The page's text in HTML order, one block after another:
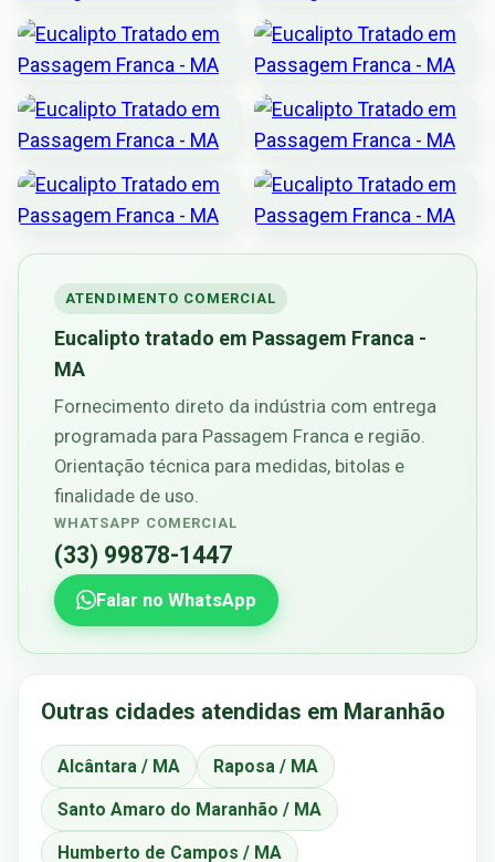
ATENDIMENTO COMERCIAL
Eucalipto tratado em Passagem Franca -
MA
Fornecimento direto da indústria com entrega
programada para Passagem Franca e região.
Orientação técnica para medidas, bitolas e
finalidade de uso.
WHATSAPP COMERCIAL
(33) 99878-1447
Falar no WhatsApp
Outras cidades atendidas em Maranhão
Alcântara / MA Raposa / MA
Santo Amaro do Maranhão / MA
Humberto de Campos / MA